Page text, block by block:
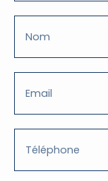
Nom
Email
Téléphone